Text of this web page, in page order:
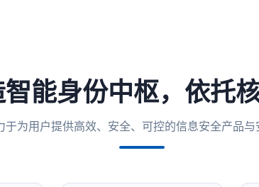
能身份中枢，依托
于为用户提供高效、安全、可控的信息安全产品与